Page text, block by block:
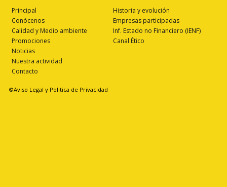
Principal
Conócenos
Calidad y Medio ambiente
Promociones
Noticias
Nuestra actividad
Contacto
Historia y evolución
Empresas participadas
Inf. Estado no Financiero (IENF)
Canal Ético
©Aviso Legal y Politica de Privacidad